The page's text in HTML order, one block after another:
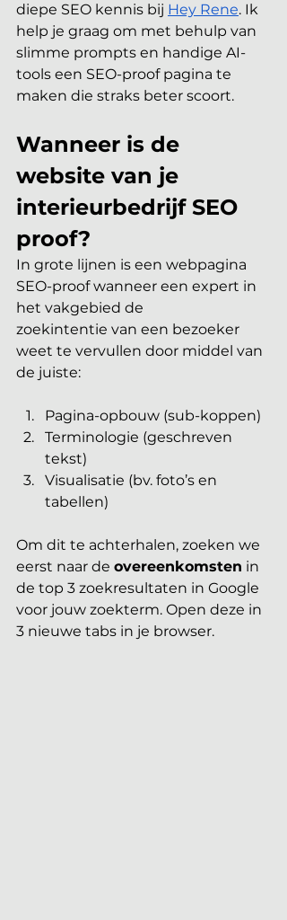
diepe SEO kennis bij Hey Rene. Ik
help je graag om met behulp van
slimme prompts en handige AI-
tools een SEO-proof pagina te
maken die straks beter scoort.
Wanneer is de
website van je
interieurbedrijf SEO
proof?
In grote lijnen is een webpagina
SEO-proof wanneer een expert in
het vakgebied de
zoekintentie van een bezoeker
weet te vervullen door middel van
de juiste:
Pagina-opbouw (sub-koppen)
Terminologie (geschreven
tekst)
Visualisatie (bv. foto’s en
tabellen)
Om dit te achterhalen, zoeken we
eerst naar de overeenkomsten in
de top 3 zoekresultaten in Google
voor jouw zoekterm. Open deze in
3 nieuwe tabs in je browser.